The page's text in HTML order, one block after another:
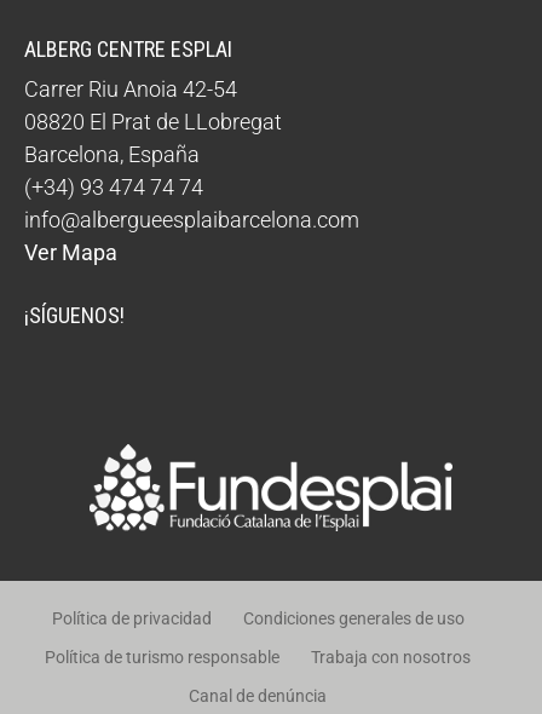
ALBERG CENTRE ESPLAI
Carrer Riu Anoia 42-54
08820 El Prat de LLobregat
Barcelona, España
(+34) 93 474 74 74
info@albergueesplaibarcelona.com
Ver Mapa
¡SÍGUENOS!
Política de privacidad
Condiciones generales de uso
Política de turismo responsable
Trabaja con nosotros
Canal de denúncia